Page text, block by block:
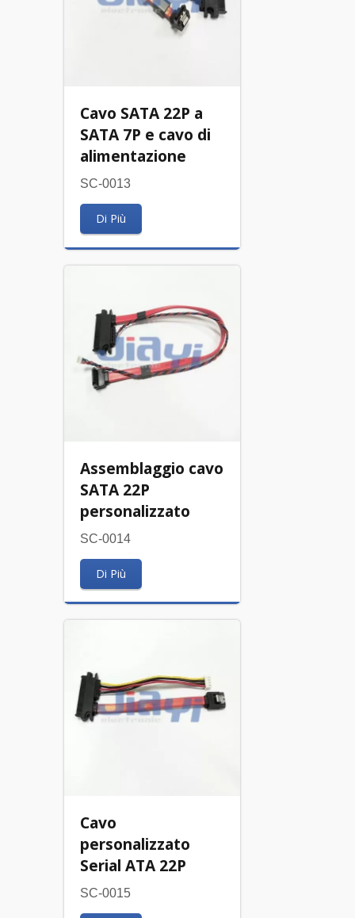
Cavo SATA 22P a
SATA 7P e cavo di
alimentazione
SC-0013
Di Più
Assemblaggio cavo
SATA 22P
personalizzato
SC-0014
Di Più
Cavo
personalizzato
Serial ATA 22P
SC-0015